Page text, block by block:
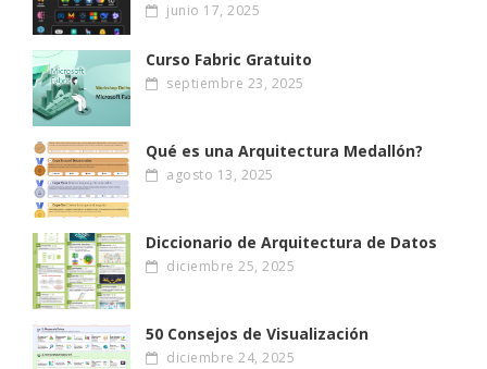
junio 17, 2025
Curso Fabric Gratuito
septiembre 23, 2025
Qué es una Arquitectura Medallón?
agosto 13, 2025
Diccionario de Arquitectura de Datos
diciembre 25, 2025
50 Consejos de Visualización
diciembre 24, 2025